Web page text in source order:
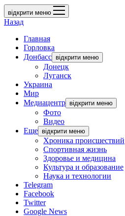
відкрити меню
Назад
Главная
Горловка
Донбасс відкрити меню
Донецк
Луганск
Украина
Мир
Медиацентр відкрити меню
Фото
Видео
Еще відкрити меню
Хроника происшествий
Спортивная жизнь
Здоровье и медицина
Культура и образование
Наука и технологии
Telegram
Facebook
Twitter
Google News